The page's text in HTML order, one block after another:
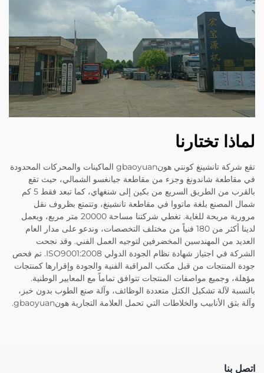
لماذا تختارنا
تقع شركة تانشينغ كونتي هونgbaoyuan الماكينات والمحركات المحدودة
في مقاطعة شاندونغ وجزء من مقاطعة جيانغسو الشمالي، حيث تقع
بالقرب من الطريق السريع من بكين إلى شنغهاي، كما تبعد فقط 5 كم
شمال المصنع بلغة ماتووا في مقاطعة تانشينغ، وتتمتع بظروف نقل
مرورية مريحة للغاية. تغطي شركتنا مساحة 20000 متر مربع، ويعمل
لدينا أكثر من 180 فنياً من مختلف التخصصات، وندعو على مدار العام
العديد من المهندسين المخضرفين لتوجيه العمل الفني. وقد نجحت
الشركة في اجتياز شهادة نظام الجودة الدولي ISO9001:2008. تم فحص
جودة المنتجات من قبل مكتب المراقبة الفنية والجودة وإقرارها كمنتجات
مؤهلة، وجميع مواصفات المنتجات تتوافق تماماً مع المعايير الوطنية.
بالنسبة لآلة تشكيل الكتل متعددة الوظائف، وآلة صنع الطوب بدون خبز،
وآلة بثق الأنابيب والخلاطات التي تحمل العلامة التجارية هونgbaoyuan.
اتصل بنا